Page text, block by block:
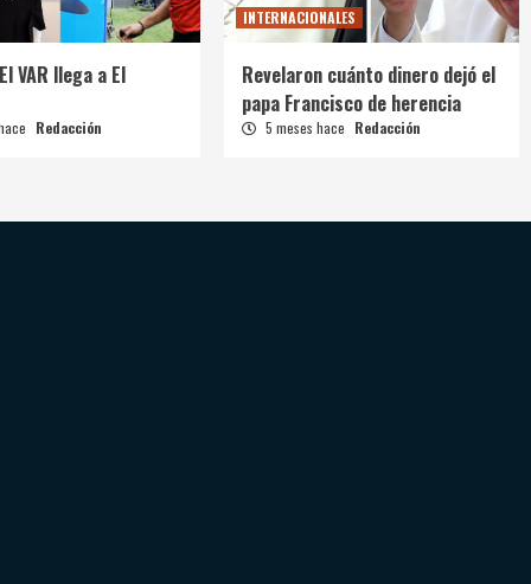
VAR llega a El
Redacción
INTERNACIONALES
Revelaron cuánto dinero dejó el
papa Francisco de herencia
5 meses hace Redacción